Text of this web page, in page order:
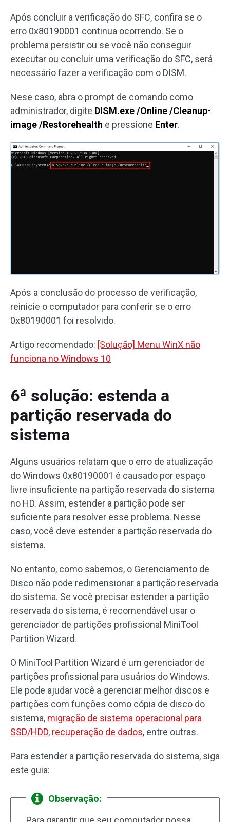
Após concluir a verificação do SFC, confira se o
erro 0x80190001 continua ocorrendo. Se o
problema persistir ou se você não conseguir
executar ou concluir uma verificação do SFC, será
necessário fazer a verificação com o DISM.
Nese caso, abra o prompt de comando como
administrador, digite DISM.exe /Online /Cleanup-
image /Restorehealth e pressione Enter.
Após a conclusão do processo de verificação,
reinicie o computador para conferir se o erro
0x80190001 foi resolvido.
Artigo recomendado: [Solução] Menu WinX não
funciona no Windows 10
6ª solução: estenda a
partição reservada do
sistema
Alguns usuários relatam que o erro de atualização
do Windows 0x80190001 é causado por espaço
livre insuficiente na partição reservada do sistema
no HD. Assim, estender a partição pode ser
suficiente para resolver esse problema. Nesse
caso, você deve estender a partição reservada do
sistema.
No entanto, como sabemos, o Gerenciamento de
Disco não pode redimensionar a partição reservada
do sistema. Se você precisar estender a partição
reservada do sistema, é recomendável usar o
gerenciador de partições profissional MiniTool
Partition Wizard.
O MiniTool Partition Wizard é um gerenciador de
partições profissional para usuários do Windows.
Ele pode ajudar você a gerenciar melhor discos e
partições com funções como cópia de disco do
sistema, migração de sistema operacional para
SSD/HDD, recuperação de dados, entre outras.
Para estender a partição reservada do sistema, siga
este guia:
Observação: